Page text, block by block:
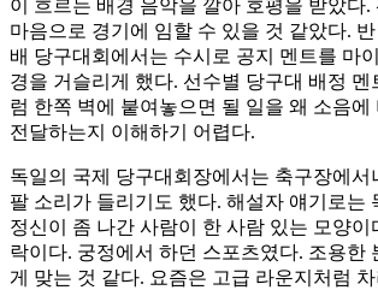
이 흐르는 배경 음악을 깔아 호평을 받았다.
마음으로 경기에 임할 수 있을 것 같았다.
배 당구대회에서는 수시로 공지 멘트를 마
경을 거슬리게 했다. 선수별 당구대 배정 멘
럼 한쪽 벽에 붙여놓으면 될 일을 왜 소음에
전달하는지 이해하기 어렵다.
독일의 국제 당구대회장에서는 축구장에서
팔 소리가 들리기도 했다. 해설자 얘기로는
정신이 좀 나간 사람이 한 사람 있는 모양이
락이다. 궁정에서 하던 스포츠였다. 조용한
게 맞는 것 같다. 요즘은 고급 라운지처럼